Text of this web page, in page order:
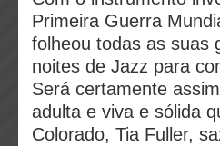
Primeira Guerra
folheou todas as suas
noites de Jazz para
Será certamente
adulta e viva e sólida
Colorado, Tia Fuller,